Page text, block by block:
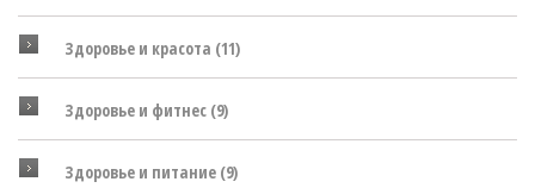
Здоровье и красота (11)
Здоровье и фитнес (9)
Здоровье и питание (9)